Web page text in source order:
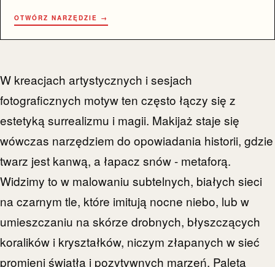
OTWÓRZ NARZĘDZIE →
W kreacjach artystycznych i sesjach
fotograficznych motyw ten często łączy się z
estetyką surrealizmu i magii. Makijaż staje się
wówczas narzędziem do opowiadania historii, gdzie
twarz jest kanwą, a łapacz snów - metaforą.
Widzimy to w malowaniu subtelnych, białych sieci
na czarnym tle, które imitują nocne niebo, lub w
umieszczaniu na skórze drobnych, błyszczących
koralików i kryształków, niczym złapanych w sieć
promieni światła i pozytywnych marzeń. Paleta